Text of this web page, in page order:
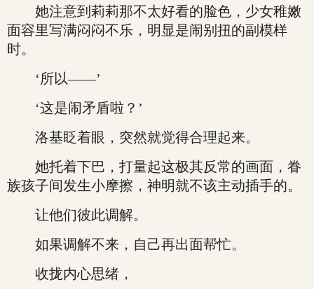
她注意到莉莉那不太好看的脸色，少女稚嫩
面容里写满闷闷不乐，明显是闹别扭的副模样
时。
‘所以——’
‘这是闹矛盾啦？’
洛基眨着眼，突然就觉得合理起来。
她托着下巴，打量起这极其反常的画面，眷
族孩子间发生小摩擦，神明就不该主动插手的。
让他们彼此调解。
如果调解不来，自己再出面帮忙。
收拢内心思绪，